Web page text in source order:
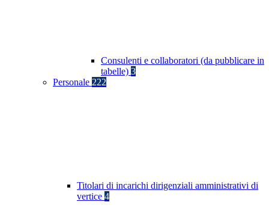
Consulenti e collaboratori (da pubblicare in
tabelle) 3
Personale 222
Titolari di incarichi dirigenziali amministrativi di
vertice 4